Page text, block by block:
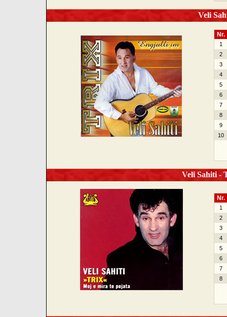
Veli
Nr.
1
2
3
4
5
6
7
8
9
10
Veli Sahiti -
Nr.
1
2
3
4
5
6
7
8